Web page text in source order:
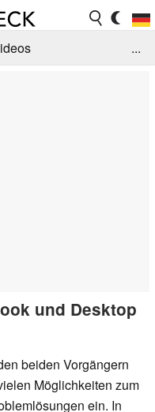
...
und Desktop
beiden Vorgängern
Möglichkeiten zum
ein. In